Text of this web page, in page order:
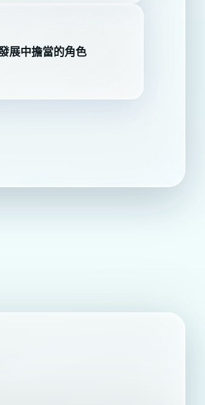
展中擔當的角色